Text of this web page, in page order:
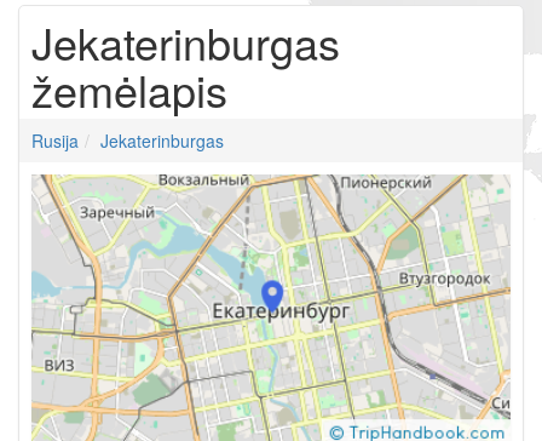
Jekaterinburgas
žemėlapis
Rusija Jekaterinburgas